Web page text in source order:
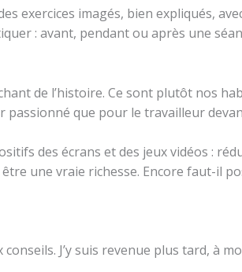
exercices imagés, bien expliqués,
: avant, pendant ou après une
de l’histoire. Ce sont plutôt nos
passionné que pour le travailleur
des écrans et des jeux vidéos :
une vraie richesse. Encore faut-il
J’y suis revenue plus tard, à